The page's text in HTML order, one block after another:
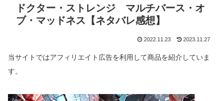
ドクター・ストレンジ マルチバース・オ
ブ・マッドネス【ネタバレ感想】
2022.11.23 2023.11.27
当サイトではアフィリエイト 広告を利用して商品を紹介していま
す。